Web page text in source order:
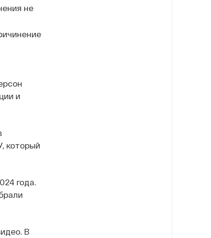
не
и
который
года.
В